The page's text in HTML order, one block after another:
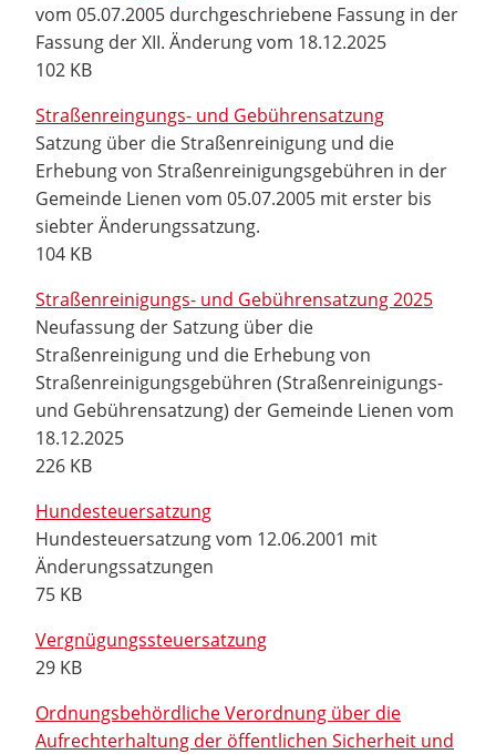
vom 05.07.2005 durchgeschriebene Fassung in der
Fassung der XII. Änderung vom 18.12.2025
102 KB
Straßenreingungs- und Gebührensatzung
Satzung über die Straßenreinigung und die
Erhebung von Straßenreinigungsgebühren in der
Gemeinde Lienen vom 05.07.2005 mit erster bis
siebter Änderungssatzung.
104 KB
Straßenreinigungs- und Gebührensatzung 2025
Neufassung der Satzung über die
Straßenreinigung und die Erhebung von
Straßenreinigungsgebühren (Straßenreinigungs-
und Gebührensatzung) der Gemeinde Lienen vom
18.12.2025
226 KB
Hundesteuersatzung
Hundesteuersatzung vom 12.06.2001 mit
Änderungssatzungen
75 KB
Vergnügungssteuersatzung
29 KB
Ordnungsbehördliche Verordnung über die
Aufrechterhaltung der öffentlichen Sicherheit und